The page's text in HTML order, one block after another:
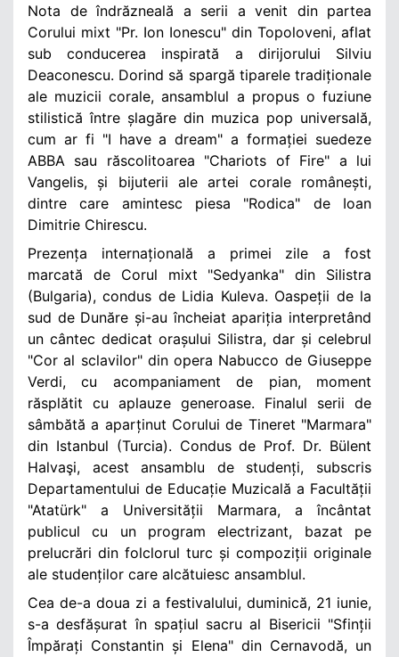
Nota de îndrăzneală a serii a venit din partea
Corului mixt "Pr. Ion Ionescu" din Topoloveni, aflat
sub conducerea inspirată a dirijorului Silviu
Deaconescu. Dorind să spargă tiparele tradiționale
ale muzicii corale, ansamblul a propus o fuziune
stilistică între șlagăre din muzica pop universală,
cum ar fi "I have a dream" a formației suedeze
ABBA sau răscolitoarea "Chariots of Fire" a lui
Vangelis, și bijuterii ale artei corale românești,
dintre care amintesc piesa "Rodica" de Ioan
Dimitrie Chirescu.
Prezența internațională a primei zile a fost
marcată de Corul mixt "Sedyanka" din Silistra
(Bulgaria), condus de Lidia Kuleva. Oaspeții de la
sud de Dunăre și-au încheiat apariția interpretând
un cântec dedicat orașului Silistra, dar și celebrul
"Cor al sclavilor" din opera Nabucco de Giuseppe
Verdi, cu acompaniament de pian, moment
răsplătit cu aplauze generoase. Finalul serii de
sâmbătă a aparținut Corului de Tineret "Marmara"
din Istanbul (Turcia). Condus de Prof. Dr. Bülent
Halvaşi, acest ansamblu de studenți, subscris
Departamentului de Educație Muzicală a Facultății
"Atatürk" a Universității Marmara, a încântat
publicul cu un program electrizant, bazat pe
prelucrări din folclorul turc și compoziții originale
ale studenților care alcătuiesc ansamblul.
Cea de-a doua zi a festivalului, duminică, 21 iunie,
s-a desfășurat în spațiul sacru al Bisericii "Sfinții
Împărați Constantin și Elena" din Cernavodă, un